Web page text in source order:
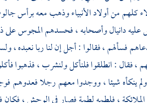
كلهم من أولاد الأنبياء وذهب معه برأس
عليهدانيالوأصحابه ، فحسدهمالمجوسعلى
فسألهم ، فقالوا : أجل إن لنا ربا نعبده ،
، فقال : انطلقوا فلنأكل ولنشرب ، فذهبوا
ينكأه شيئا ، ووجدوا معهم رجلا فعدوهم